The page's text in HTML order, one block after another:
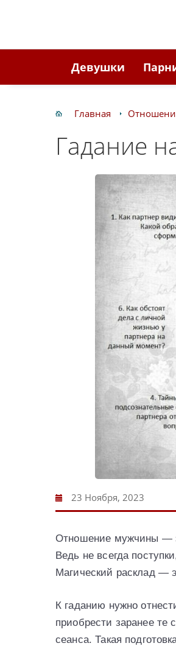
Девушки
Главная
Гадание
23 Ноября, 2023
Отношение мужчины —
Ведь не всегда
Магический расклад —
К гаданию нужно
приобрести заранее те
сеанса. Такая